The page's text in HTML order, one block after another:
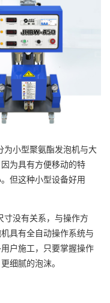
为小型聚氨酯发泡机与大
为具有方便移动的特
但这种小型设备好用
没有关系，与操作方
具有全自动操作系统与
户施工，只要掌握操作
细腻的泡沫。